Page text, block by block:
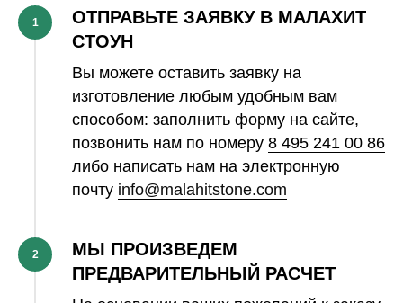
1
ОТПРАВЬТЕ ЗАЯВКУ В МАЛАХИТ
СТОУН
Вы можете оставить заявку на
изготовление любым удобным вам
способом: заполнить форму на сайте,
позвонить нам по номеру 8 495 241 00 86
либо написать нам на электронную
почту info@malahitstone.com
2
МЫ ПРОИЗВЕДЕМ
ПРЕДВАРИТЕЛЬНЫЙ РАСЧЕТ